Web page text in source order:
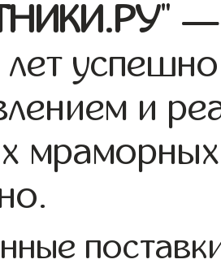
" —
и